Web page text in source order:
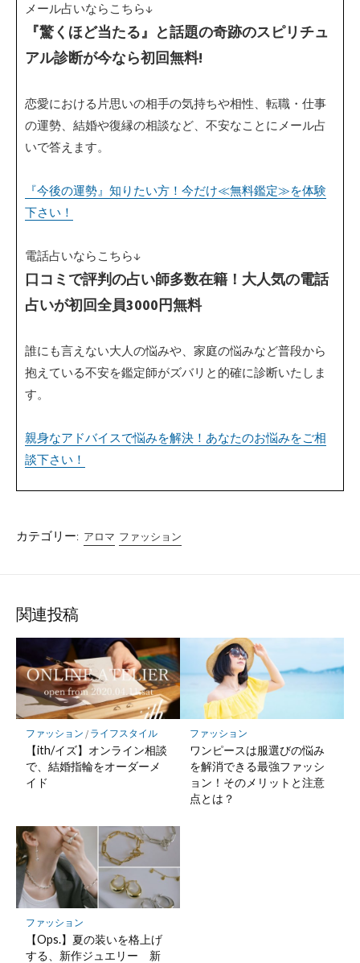
メール占いならこちら↓
『驚くほど当たる』と話題の奇跡のスピリチュ
アル診断が今なら初回無料!
恋愛における片思いの相手の気持ちや相性、転職・仕事
の運勢、結婚や復縁の相談など、不安なことにメール占
いで答えます。
『今後の運勢』知りたい方！今だけ≪無料鑑定≫を体験
下さい！
電話占いならこちら↓
口コミで評判の占い師多数在籍！大人気の電話
占いが初回全員3000円無料
誰にも言えない大人の悩みや、家庭の悩みなど普段から
抱えている不安を鑑定師がズバリと的確に診断いたしま
す。
親身なアドバイスで悩みを解決！あなたのお悩みをご相
談下さい！
カテゴリー: アロマ ファッション
関連投稿
ファッション / ライフスタイル
【ith/イズ】オンライン相談
で、結婚指輪をオーダーメ
イド
ファッション
ワンピースは服選びの悩み
を解消できる最強ファッシ
ョン！そのメリットと注意
点とは？
ファッション
【Ops.】夏の装いを格上げ
する、新作ジュエリー 新